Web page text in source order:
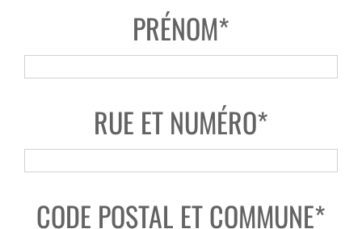
PRÉNOM*
RUE ET NUMÉRO*
CODE POSTAL ET COMMUNE*